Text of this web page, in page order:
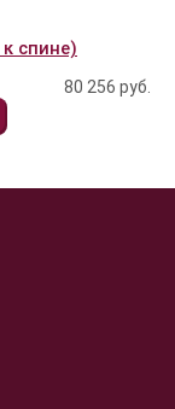
спине)
80 256 руб.